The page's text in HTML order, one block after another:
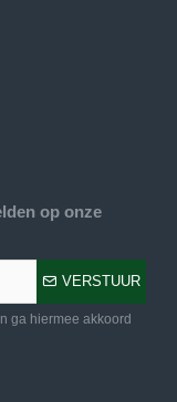
op onze
VERSTUUR
ga hiermee akkoord